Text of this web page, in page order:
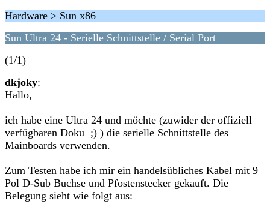
Hardware > Sun x86
Sun Ultra 24 - Serielle Schnittstelle / Serial Port
(1/1)
dkjoky:
Hallo,
ich habe eine Ultra 24 und möchte (zuwider der offiziell
verfügbaren Doku ;) ) die serielle Schnittstelle des
Mainboards verwenden.
Zum Testen habe ich mir ein handelsübliches Kabel mit 9
Pol D-Sub Buchse und Pfostenstecker gekauft. Die
Belegung sieht wie folgt aus: